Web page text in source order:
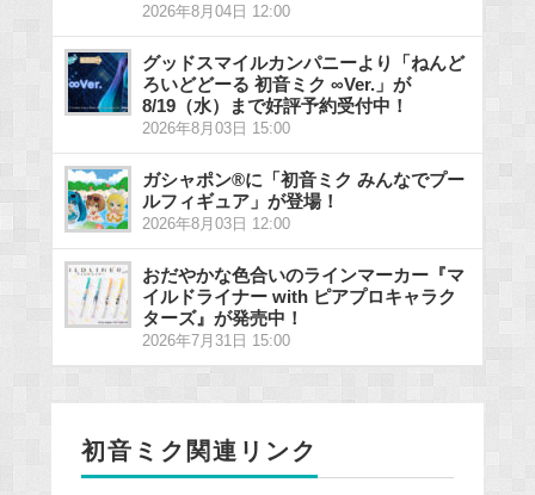
2026年8月04日 12:00
グッドスマイルカンパニーより「ねんど
ろいどどーる 初音ミク ∞Ver.」が
8/19（水）まで好評予約受付中！
2026年8月03日 15:00
ガシャポン®に「初音ミク みんなでプー
ルフィギュア」が登場！
2026年8月03日 12:00
おだやかな色合いのラインマーカー『マ
イルドライナー with ピアプロキャラク
ターズ』が発売中！
2026年7月31日 15:00
初音ミク関連リンク